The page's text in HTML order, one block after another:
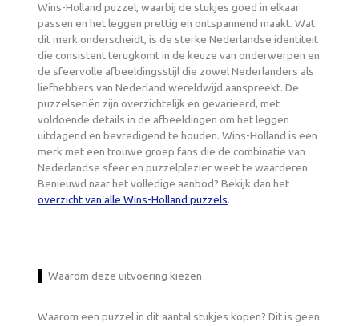
Wins-Holland puzzel, waarbij de stukjes goed in elkaar
passen en het leggen prettig en ontspannend maakt. Wat
dit merk onderscheidt, is de sterke Nederlandse identiteit
die consistent terugkomt in de keuze van onderwerpen en
de sfeervolle afbeeldingsstijl die zowel Nederlanders als
liefhebbers van Nederland wereldwijd aanspreekt. De
puzzelseriën zijn overzichtelijk en gevarieerd, met
voldoende details in de afbeeldingen om het leggen
uitdagend en bevredigend te houden. Wins-Holland is een
merk met een trouwe groep fans die de combinatie van
Nederlandse sfeer en puzzelplezier weet te waarderen.
Benieuwd naar het volledige aanbod? Bekijk dan het
overzicht van alle Wins-Holland puzzels.
Waarom deze uitvoering kiezen
Waarom een puzzel in dit aantal stukjes kopen? Dit is geen